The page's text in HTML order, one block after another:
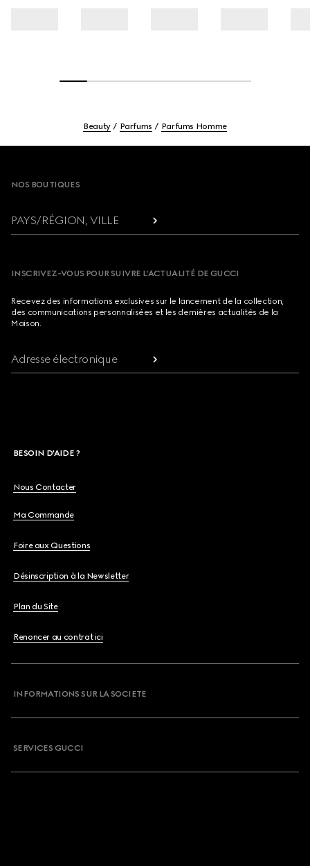
Beauty Parfums Parfums Homme
NOS BOUTIQUES
PAYS/RÉGION, VILLE
INSCRIVEZ-VOUS POUR SUIVRE L’ACTUALITÉ DE GUCCI
Recevez des informations exclusives sur le lancement de la collection,
des communications personnalisées et les dernières actualités de la
Maison.
Adresse électronique
BESOIN D'AIDE ?
Nous Contacter
Ma Commande
Foire aux Questions
Désinscription à la Newsletter
Plan du Site
Renoncer au contrat ici
INFORMATIONS SUR LA SOCIETE
SERVICES GUCCI